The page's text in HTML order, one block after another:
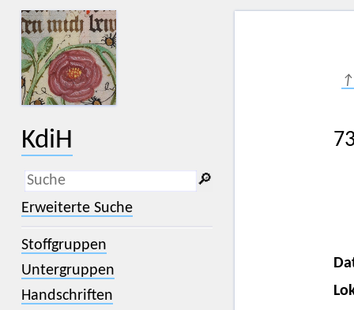
KdiH
_
(der Unterstrich) ist Platzhalter für
genau ein Zeichen.
% (das Prozentzeichen) ist Platzhalter
für kein, ein oder mehr als ein
🔎︎
Erweiterte Suche
Stoffgruppen
Untergruppen
Handschriften